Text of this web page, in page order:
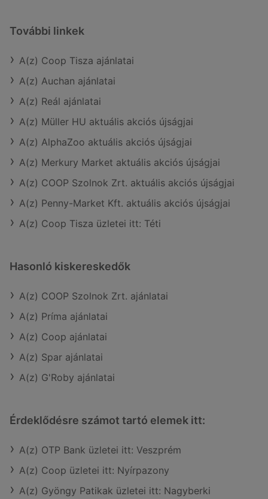
További linkek
A(z) Coop Tisza ajánlatai
A(z) Auchan ajánlatai
A(z) Reál ajánlatai
A(z) Müller HU aktuális akciós újságjai
A(z) AlphaZoo aktuális akciós újságjai
A(z) Merkury Market aktuális akciós újságjai
A(z) COOP Szolnok Zrt. aktuális akciós újságjai
A(z) Penny-Market Kft. aktuális akciós újságjai
A(z) Coop Tisza üzletei itt: Téti
Hasonló kiskereskedők
A(z) COOP Szolnok Zrt. ajánlatai
A(z) Príma ajánlatai
A(z) Coop ajánlatai
A(z) Spar ajánlatai
A(z) G'Roby ajánlatai
Érdeklődésre számot tartó elemek itt:
A(z) OTP Bank üzletei itt: Veszprém
A(z) Coop üzletei itt: Nyírpazony
A(z) Gyöngy Patikak üzletei itt: Nagyberki